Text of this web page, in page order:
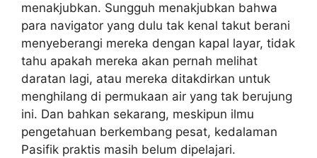
menakjubkan. Sungguh menakjubkan bahwa
para navigator yang dulu tak kenal takut berani
menyeberangi mereka dengan kapal layar, tidak
tahu apakah mereka akan pernah melihat
daratan lagi, atau mereka ditakdirkan untuk
menghilang di permukaan air yang tak berujung
ini. Dan bahkan sekarang, meskipun ilmu
pengetahuan berkembang pesat, kedalaman
Pasifik praktis masih belum dipelajari.